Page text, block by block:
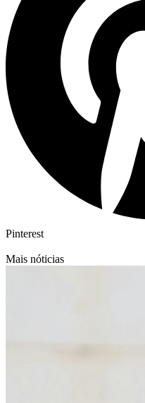
Pinterest
Mais nóticias